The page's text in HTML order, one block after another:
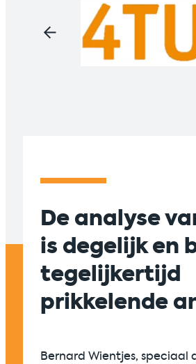
De analyse
is degelijk en
tegelijkertijd
prikkelende
Bernard Wientjes, speciaal